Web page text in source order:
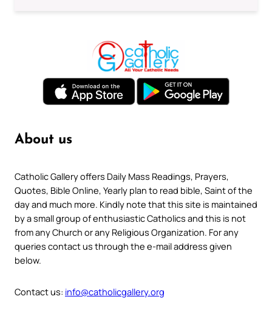
About us
Catholic Gallery offers Daily Mass Readings, Prayers,
Quotes, Bible Online, Yearly plan to read bible, Saint of the
day and much more. Kindly note that this site is maintained
by a small group of enthusiastic Catholics and this is not
from any Church or any Religious Organization. For any
queries contact us through the e-mail address given
below.
Contact us: info@catholicgallery.org